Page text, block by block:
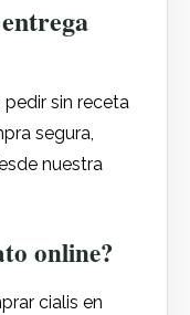
pedir sin receta
segura,
nuestra
online?
cialis en